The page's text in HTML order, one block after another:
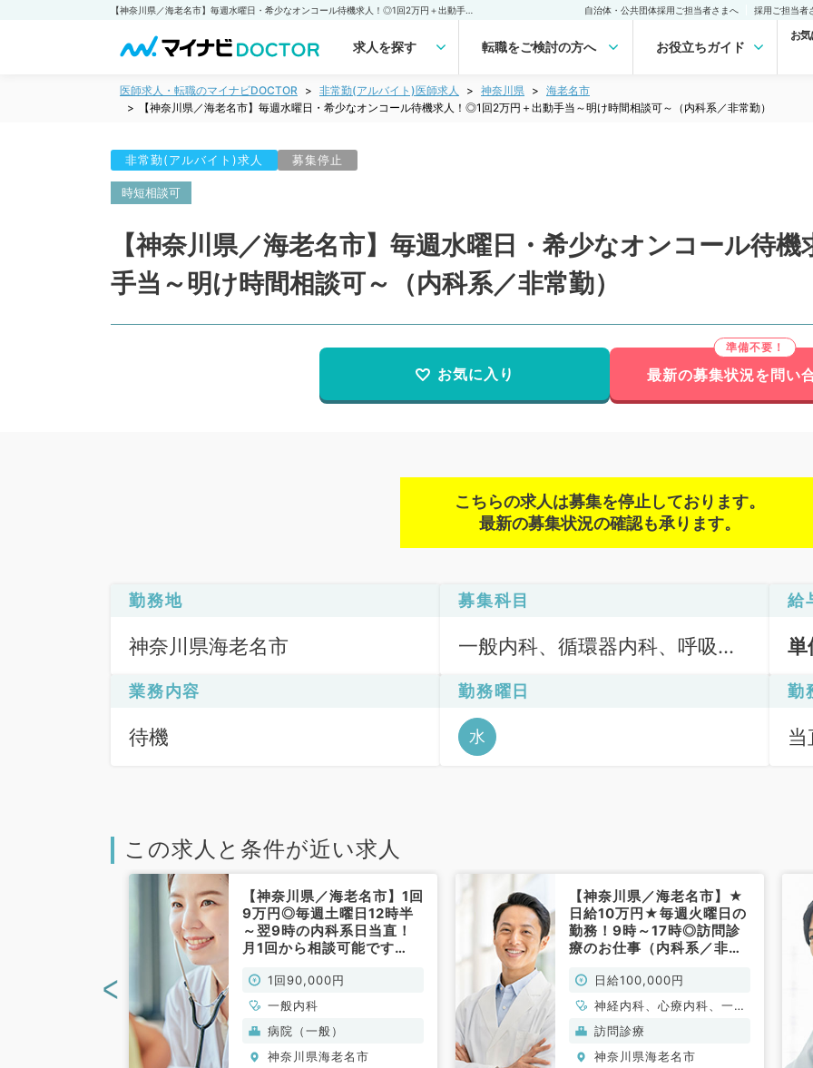
自治体・公共団体採用ご担当者さまへ 採用ご担当者
求人を探す 転職をご検討の方へ お役立ちガイド
お
医師求人・転職のマイナビDOCTOR 非常勤(アルバイト)医師求人 神奈川県
海老名市
【神奈川県／海老名市】毎週水曜日・希少なオンコール待機求人！◎1回2万円＋出動手当～明け時間相談可～（内科系／非常勤）
非常勤(アルバイト)求人 募集停止
時短相談可
【神奈川県／海老名市】毎週水曜日・希少なオンコール待
手当～明け時間相談可～（内科系／非常勤）
お気に入り 最新の募集状況を問い
こちらの求人は募集を停止しております。
最新の募集状況の確認も承ります。
勤務地
神奈川県海老名市
募集科目
一般内科、循環器内科、呼吸器
謝内科
給
業務内容
待機
勤務曜日
水
勤
この求人と条件が近い求人
【神奈川県／海老名市】1回
9万円◎毎週土曜日12時半
～翌9時の内科系日当直！
月1回から相談可能です
1回90,000円
一般内科
病院（一般）
神奈川県海老名市
【神奈川県／海老名市】★
日給10万円★毎週火曜日の
勤務！9時～17時◎訪問診
療のお仕事（内科系／非常
日給100,000円
神経内科、心療内科、一般
内科、循環器内科、呼吸器
内科、消化器内科、内分
泌・代謝内科、腎臓内科、
訪問診療
神奈川県海老名市
<